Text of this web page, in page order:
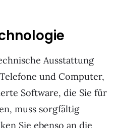
Ausstattung
und Computer,
Software, die Sie für
muss sorgfältig
Sie ebenso an die